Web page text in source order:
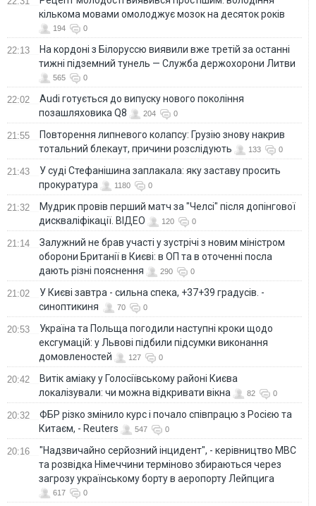
кількома мовами омолоджує мозок на десяток років
194 0
22:13
На кордоні з Білоруссю виявили вже третій за останні
тижні підземний тунель — Служба держохорони Литви
565 0
22:02
Audi готується до випуску нового покоління
позашляховика Q8
204 0
21:55
Повторення липневого колапсу: Грузію знову накрив
тотальний блекаут, причини розслідують
133 0
21:43
У суді Стефанішина заплакала: яку заставу просить
прокуратура
1180 0
21:32
Мудрик провів перший матч за "Челсі" після допінгової
дискваліфікації. ВІДЕО
120 0
21:14
Залужний не брав участі у зустрічі з новим міністром
оборони Британії в Києві: в ОП та в оточенні посла
дають різні пояснення
290 0
21:02
У Києві завтра - сильна спека, +37+39 градусів. -
синоптикиня
70 0
20:53
Україна та Польща погодили наступні кроки щодо
ексгумацій: у Львові підбили підсумки виконання
домовленостей
127 0
20:42
Витік аміаку у Голосіївському районі Києва
локалізували: чи можна відкривати вікна
82 0
20:32
ФБР різко змінило курс і почало співпрацю з Росією та
Китаєм, - Reuters
547 0
20:16
"Надзвичайно серйозний інцидент", - керівництво МВС
та розвідка Німеччини терміново збираються через
загрозу українському борту в аеропорту Лейпцига
617 0